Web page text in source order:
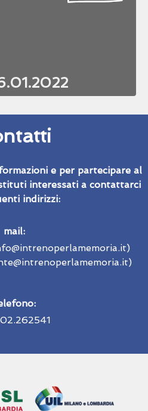
e per partecipare al
interessati a contattarci
indirizzi:
mail: